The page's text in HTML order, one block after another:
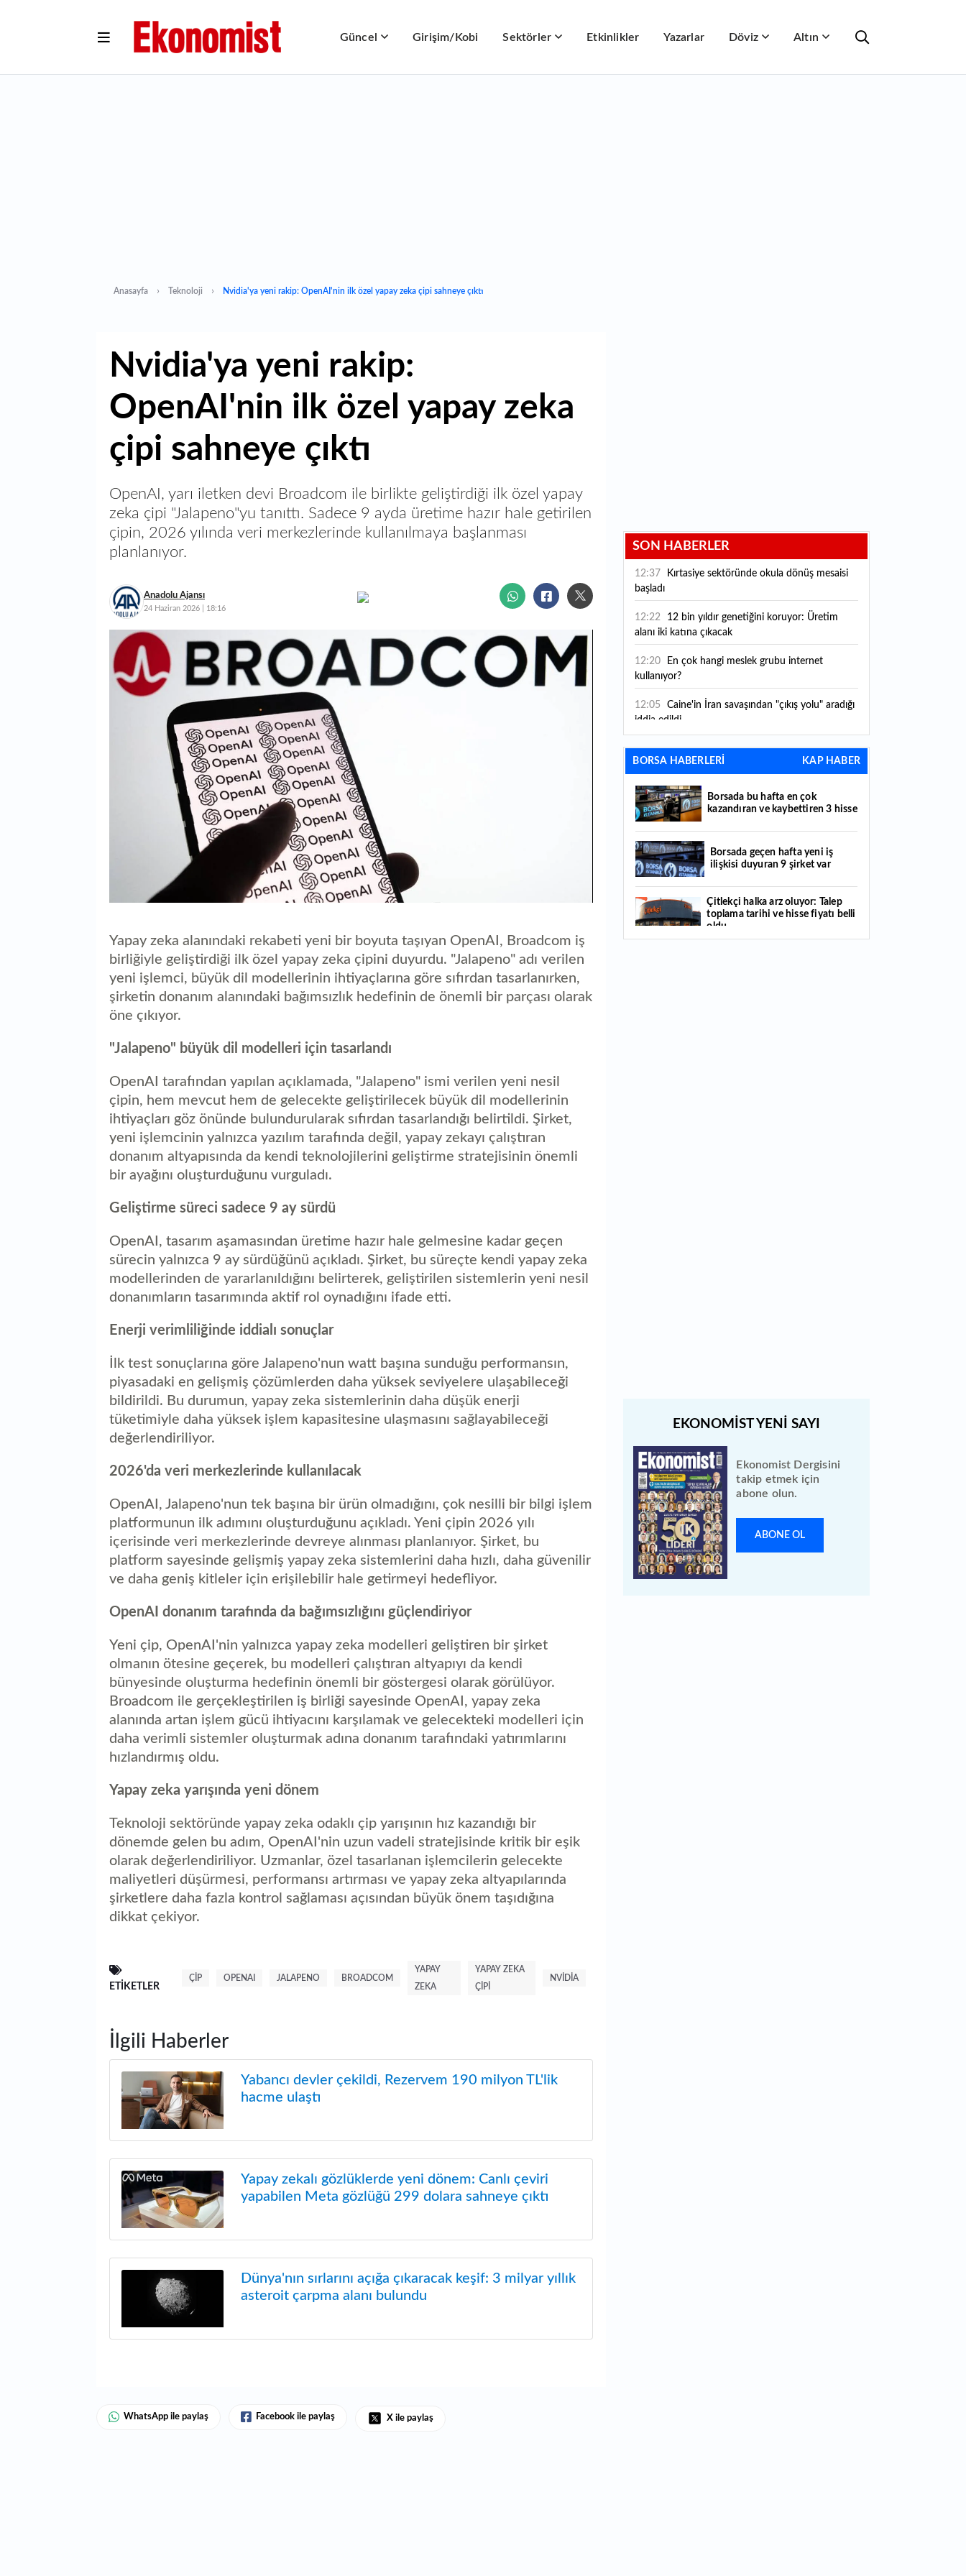
Güncel Girişim/Kobi Sektörler Etkinlikler Yazarlar Döviz Altın
Anasayfa Teknoloji Nvidia'ya yeni rakip: OpenAI'nin ilk özel yapay zeka çipi sahneye çıktı
Nvidia'ya yeni rakip:
OpenAI'nin ilk özel yapay zeka
çipi sahneye çıktı
OpenAI, yarı iletken devi Broadcom ile birlikte geliştirdiği ilk özel yapay
zeka çipi "Jalapeno"yu tanıttı. Sadece 9 ayda üretime hazır hale getirilen
çipin, 2026 yılında veri merkezlerinde kullanılmaya başlanması
planlanıyor.
Anadolu Ajansı
24 Haziran 2026 | 18:16
Yapay zeka alanındaki rekabeti yeni bir boyuta taşıyan OpenAI, Broadcom iş
birliğiyle geliştirdiği ilk özel yapay zeka çipini duyurdu. "Jalapeno" adı verilen
yeni işlemci, büyük dil modellerinin ihtiyaçlarına göre sıfırdan tasarlanırken,
şirketin donanım alanındaki bağımsızlık hedefinin de önemli bir parçası olarak
öne çıkıyor.
"Jalapeno" büyük dil modelleri için tasarlandı
OpenAI tarafından yapılan açıklamada, "Jalapeno" ismi verilen yeni nesil
çipin, hem mevcut hem de gelecekte geliştirilecek büyük dil modellerinin
ihtiyaçları göz önünde bulundurularak sıfırdan tasarlandığı belirtildi. Şirket,
yeni işlemcinin yalnızca yazılım tarafında değil, yapay zekayı çalıştıran
donanım altyapısında da kendi teknolojilerini geliştirme stratejisinin önemli
bir ayağını oluşturduğunu vurguladı.
Geliştirme süreci sadece 9 ay sürdü
OpenAI, tasarım aşamasından üretime hazır hale gelmesine kadar geçen
sürecin yalnızca 9 ay sürdüğünü açıkladı. Şirket, bu süreçte kendi yapay zeka
modellerinden de yararlanıldığını belirterek, geliştirilen sistemlerin yeni nesil
donanımların tasarımında aktif rol oynadığını ifade etti.
Enerji verimliliğinde iddialı sonuçlar
İlk test sonuçlarına göre Jalapeno'nun watt başına sunduğu performansın,
piyasadaki en gelişmiş çözümlerden daha yüksek seviyelere ulaşabileceği
bildirildi. Bu durumun, yapay zeka sistemlerinin daha düşük enerji
tüketimiyle daha yüksek işlem kapasitesine ulaşmasını sağlayabileceği
değerlendiriliyor.
2026'da veri merkezlerinde kullanılacak
OpenAI, Jalapeno'nun tek başına bir ürün olmadığını, çok nesilli bir bilgi işlem
platformunun ilk adımını oluşturduğunu açıkladı. Yeni çipin 2026 yılı
içerisinde veri merkezlerinde devreye alınması planlanıyor. Şirket, bu
platform sayesinde gelişmiş yapay zeka sistemlerini daha hızlı, daha güvenilir
ve daha geniş kitleler için erişilebilir hale getirmeyi hedefliyor.
OpenAI donanım tarafında da bağımsızlığını güçlendiriyor
Yeni çip, OpenAI'nin yalnızca yapay zeka modelleri geliştiren bir şirket
olmanın ötesine geçerek, bu modelleri çalıştıran altyapıyı da kendi
bünyesinde oluşturma hedefinin önemli bir göstergesi olarak görülüyor.
Broadcom ile gerçekleştirilen iş birliği sayesinde OpenAI, yapay zeka
alanında artan işlem gücü ihtiyacını karşılamak ve gelecekteki modelleri için
daha verimli sistemler oluşturmak adına donanım tarafındaki yatırımlarını
hızlandırmış oldu.
Yapay zeka yarışında yeni dönem
Teknoloji sektöründe yapay zeka odaklı çip yarışının hız kazandığı bir
dönemde gelen bu adım, OpenAI'nin uzun vadeli stratejisinde kritik bir eşik
olarak değerlendiriliyor. Uzmanlar, özel tasarlanan işlemcilerin gelecekte
maliyetleri düşürmesi, performansı artırması ve yapay zeka altyapılarında
şirketlere daha fazla kontrol sağlaması açısından büyük önem taşıdığına
dikkat çekiyor.
ETIKETLER
ÇIP OPENAI JALAPENO BROADCOM
YAPAY
ZEKA
YAPAY ZEKA
ÇIPI
NVIDIA
İlgili Haberler
Yabancı devler çekildi, Rezervem 190 milyon TL'lik
hacme ulaştı
Yapay zekalı gözlüklerde yeni dönem: Canlı çeviri
yapabilen Meta gözlüğü 299 dolara sahneye çıktı
Dünya'nın sırlarını açığa çıkaracak keşif: 3 milyar yıllık
asteroit çarpma alanı bulundu
WhatsApp ile paylaş Facebook ile paylaş X ile paylaş
SON HABERLER
12:37
başladı
12:22
alanı iki katına çıkacak
12:20
kullanıyor?
12:05
Caine'in İran savaşından "çıkış yolu" aradığı
iddia edildi
11:54 "Esnaf ve sanatkara bu yılın ilk yarısında
yaklaşık 75 milyar lira finansman sağladık"
11:52 Yaratıcılık ve ticaret bir araya geldi: İşte
İstanbul'un yeni girişimcilik alanı
Carrier'ın paylarının tamamını devralıyor
Festival bölgeye canlılık getirdi
11:23 Küresel piyasalarda yeni haftada takip
edilecek 4 gelişme hangileri olacak?
BORSA HABERLERİ KAP HABER
Borsada bu hafta en çok
kazandıran ve kaybettiren 3 hisse
Borsada geçen hafta yeni iş
ilişkisi duyuran 9 şirket var
Çitlekçi halka arz oluyor: Talep
toplama tarihi ve hisse fiyatı belli
oldu
Ekonomist Dergisini
takip etmek için
abone olun.
ABONE OL